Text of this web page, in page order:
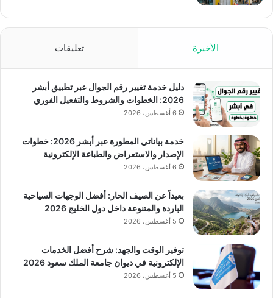
الأخيرة تعليقات
دليل خدمة تغيير رقم الجوال عبر تطبيق أبشر
2026: الخطوات والشروط والتفعيل الفوري
6 أغسطس، 2026
خدمة بياناتي المطورة عبر أبشر 2026: خطوات
الإصدار والاستعراض والطباعة الإلكترونية
6 أغسطس، 2026
بعيداً عن الصيف الحار: أفضل الوجهات السياحية
الباردة والمتنوعة داخل دول الخليج 2026
5 أغسطس، 2026
توفير الوقت والجهد: شرح أفضل الخدمات
الإلكترونية في ديوان جامعة الملك سعود 2026
5 أغسطس، 2026